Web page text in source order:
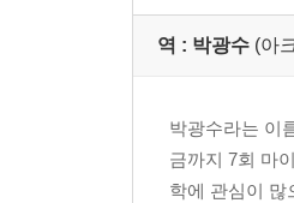
3.6 Decoder,
3.8 시맨틱 분할 추
CHAPTER 4 자세
역 : 박광수 (아
박광수라는 이
금까지 7회 마
학에 관심이 많